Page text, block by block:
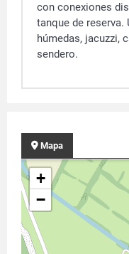
con conexiones
tanque de reserva.
húmedas, jacuzzi,
sendero.
Mapa
+
−